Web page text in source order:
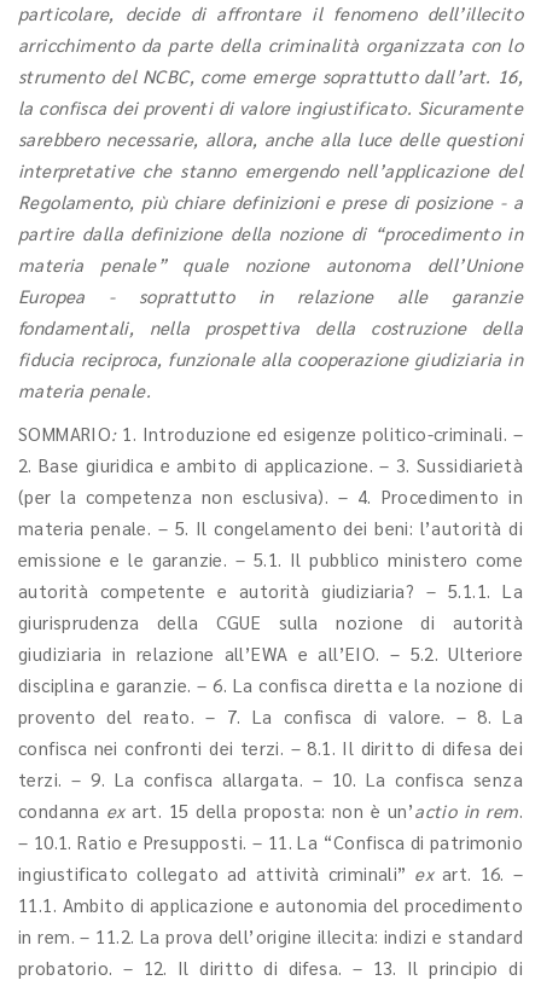
particolare, decide di affrontare il fenomeno dell’illecito
arricchimento da parte della criminalità organizzata con lo
strumento del NCBC, come emerge soprattutto dall’art. 16,
la confisca dei proventi di valore ingiustificato. Sicuramente
sarebbero necessarie, allora, anche alla luce delle questioni
interpretative che stanno emergendo nell’applicazione del
Regolamento, più chiare definizioni e prese di posizione - a
partire dalla definizione della nozione di “procedimento in
materia penale” quale nozione autonoma dell’Unione
Europea - soprattutto in relazione alle garanzie
fondamentali, nella prospettiva della costruzione della
fiducia reciproca, funzionale alla cooperazione giudiziaria in
materia penale.
SOMMARIO: 1. Introduzione ed esigenze politico-criminali. –
2. Base giuridica e ambito di applicazione. – 3. Sussidiarietà
(per la competenza non esclusiva). – 4. Procedimento in
materia penale. – 5. Il congelamento dei beni: l’autorità di
emissione e le garanzie. – 5.1. Il pubblico ministero come
autorità competente e autorità giudiziaria? – 5.1.1. La
giurisprudenza della CGUE sulla nozione di autorità
giudiziaria in relazione all’EWA e all’EIO. – 5.2. Ulteriore
disciplina e garanzie. – 6. La confisca diretta e la nozione di
provento del reato. – 7. La confisca di valore. – 8. La
confisca nei confronti dei terzi. – 8.1. Il diritto di difesa dei
terzi. – 9. La confisca allargata. – 10. La confisca senza
condanna exart. 15 della proposta: non è un’actio in rem.
– 10.1. Ratio e Presupposti. – 11. La “Confisca di patrimonio
ingiustificato collegato ad attività criminali” exart. 16. –
11.1. Ambito di applicazione e autonomia del procedimento
in rem. – 11.2. La prova dell’origine illecita: indizi e standard
probatorio. – 12. Il diritto di difesa. – 13. Il principio di